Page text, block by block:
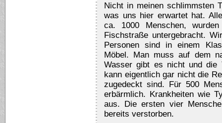
Nicht in meinen schlimmsten
was uns hier erwartet hat.
ca. 1000 Menschen,
Fischstraße untergebracht.
Personen sind in einem
Möbel. Man muss auf dem
Wasser gibt es nicht und die
kann eigentlich gar nicht die
zugedeckt sind. Für 500
erbärmlich. Krankheiten wie
aus. Die ersten vier
bereits verstorben.